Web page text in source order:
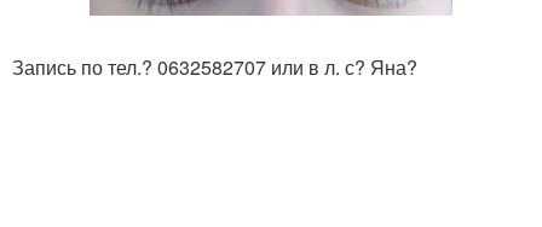
Запись по тел.? 0632582707 или в л. с? Яна?